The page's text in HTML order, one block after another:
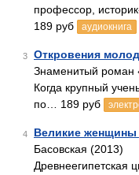
профессор,
189 руб
аудиокнига
3 Откровения
Знаменитый роман
Когда крупный
по… 189 руб
4 Великие женщины
Басовская (2013)
Древнеегипетская